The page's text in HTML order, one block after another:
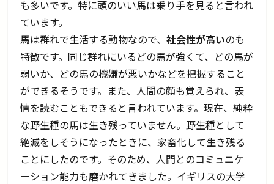
も多いです。特に頭のいい馬は乗り手を見ると言われ
ています。
馬は群れで生活する動物なので、社会性が高いのも
特徴です。同じ群れにいるどの馬が強くて、どの馬が
弱いか、どの馬の機嫌が悪いかなどを把握すること
ができるそうです。また、人間の顔も覚えられ、表
情を読むこともできると言われています。現在、純粋
な野生種の馬は生き残っていません。野生種として
絶滅をしそうになったときに、家畜化して生き残る
ことにしたのです。そのため、人間とのコミュニケ
ーション能力も磨かれてきました。イギリスの大学